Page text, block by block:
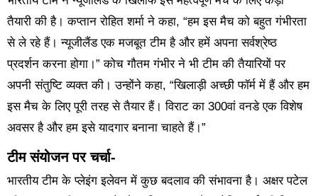
तैयारी की है। कप्तान रोहित शर्मा ने कहा, “हम इस मैच को बहुत गंभीरता
से ले रहे हैं। न्यूजीलैंड एक मजबूत टीम है और हमें अपना सर्वश्रेष्ठ
प्रदर्शन करना होगा।” कोच गौतम गंभीर ने भी टीम की तैयारियों पर
अपनी संतुष्टि व्यक्त की। उन्होंने कहा, “खिलाड़ी अच्छी फॉर्म में हैं और हम
इस मैच के लिए पूरी तरह से तैयार हैं। विराट का 300वां वनडे एक विशेष
अवसर है और हम इसे यादगार बनाना चाहते हैं।”
टीम संयोजन पर चर्चा-
भारतीय टीम के प्लेइंग इलेवन में कुछ बदलाव की संभावना है। अक्षर पटेल